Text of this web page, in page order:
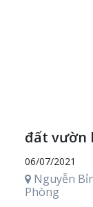
đất vườn
06/07/2021
Nguyễn
Phòng